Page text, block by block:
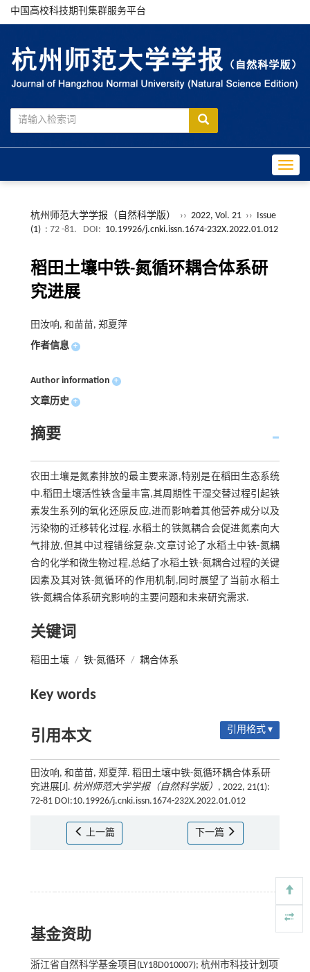
中国高校科技期刊集群服务平台
杭州师范大学学报（自然科学版） ›› 2022, Vol. 21 ›› Issue
(1) : 72 -81. DOI: 10.19926/j.cnki.issn.1674-232X.2022.01.012
稻田土壤中铁-氮循环耦合体系研
究进展
田汝响, 和苗苗, 郑夏萍
作者信息 +
Author information +
文章历史 +
摘要
农田土壤是氮素排放的最主要来源,特别是在稻田生态系统
中.稻田土壤活性铁含量丰富,其周期性干湿交替过程引起铁
素发生系列的氧化还原反应,进而影响着其他营养成分以及
污染物的迁移转化过程.水稻土的铁氮耦合会促进氮素向大
气排放,但其中过程错综复杂.文章讨论了水稻土中铁-氮耦
合的化学和微生物过程,总结了水稻土铁-氮耦合过程的关键
因素及其对铁-氮循环的作用机制,同时展望了当前水稻土
铁-氮耦合体系研究影响的主要问题和未来研究需求.
关键词
稻田土壤 / 铁-氮循环 / 耦合体系
Key words
引用本文 引用格式 ▾
田汝响, 和苗苗, 郑夏萍. 稻田土壤中铁-氮循环耦合体系研
究进展[J]. 杭州师范大学学报（自然科学版） , 2022, 21(1):
72-81 DOI:10.19926/j.cnki.issn.1674-232X.2022.01.012
上一篇 下一篇
基金资助
浙江省自然科学基金项目(LY18D010007); 杭州市科技计划项